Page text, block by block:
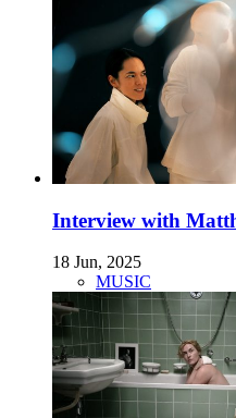
Interview with
18 Jun, 2025
MUSIC